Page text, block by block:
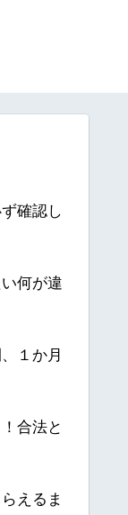
確認し
何が違
１か月
合法と
えるま